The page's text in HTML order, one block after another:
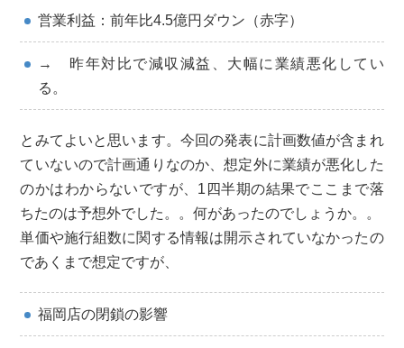
営業利益：前年比4.5億円ダウン（赤字）
→ 昨年対比で減収減益、大幅に業績悪化してい
る。
とみてよいと思います。今回の発表に計画数値が含まれ
ていないので計画通りなのか、想定外に業績が悪化した
のかはわからないですが、1四半期の結果でここまで落
ちたのは予想外でした。。何があったのでしょうか。。
単価や施行組数に関する情報は開示されていなかったの
であくまで想定ですが、
福岡店の閉鎖の影響